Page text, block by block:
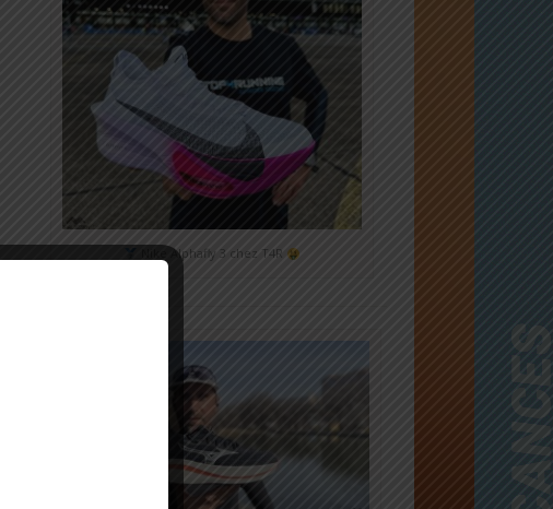
Nike Alphafly 3 chez T4R